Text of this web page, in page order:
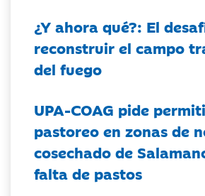
¿Y ahora qué?: El
reconstruir el campo
del fuego
UPA-COAG pide
pastoreo en zonas de
cosechado de
falta de pastos